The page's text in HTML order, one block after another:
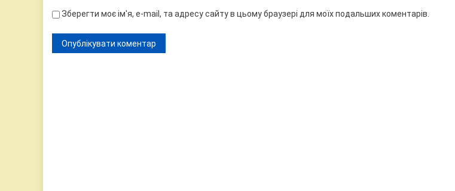
Зберегти моє ім'я, e-mail, та адресу сайту в цьому браузері для моїх подальших коментарів.